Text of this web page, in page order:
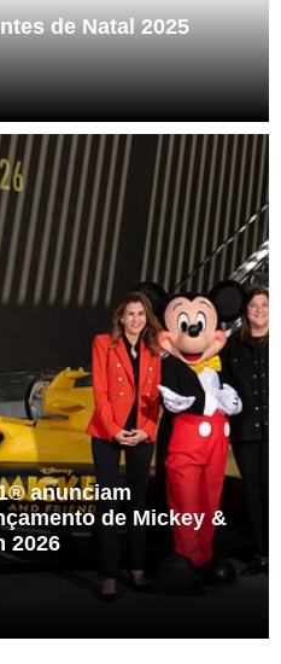
de Natal 2025
anunciam
de Mickey &
2026